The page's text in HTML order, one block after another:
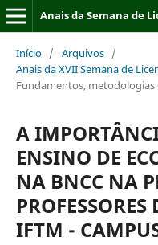
Anais da Semana de
Início / Arquivos /
Anais da XVII Semana de
Fundamentos, metodologias
A
ENSINO DE
NA BNCC NA
IFTM -